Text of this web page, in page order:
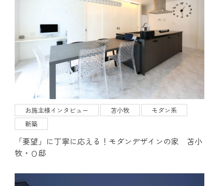
お施主様インタビュー 苫小牧
モダン系
新築
「要望」に丁寧に応える！モダンデザインの家 苫小
牧・Ｏ邸